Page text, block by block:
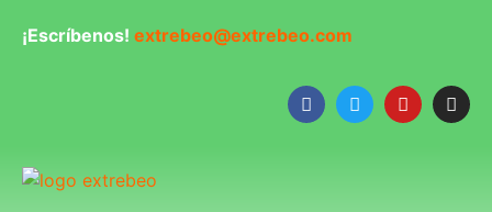
¡Escríbenos! extrebeo@extrebeo.com